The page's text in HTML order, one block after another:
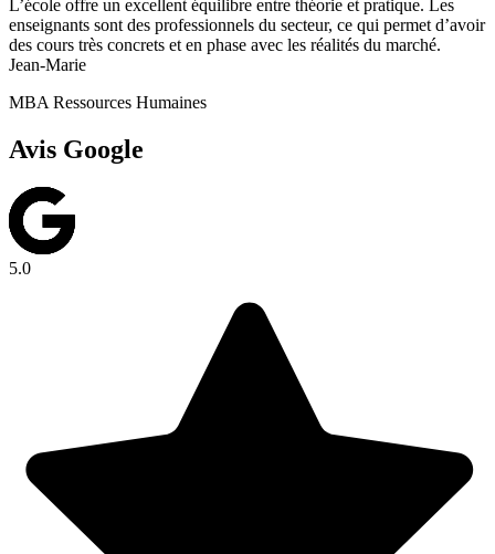
L’école offre un excellent équilibre entre théorie et pratique. Les
enseignants sont des professionnels du secteur, ce qui permet d’avoir
des cours très concrets et en phase avec les réalités du marché.
Jean-Marie
MBA Ressources Humaines
Avis Google
5.0